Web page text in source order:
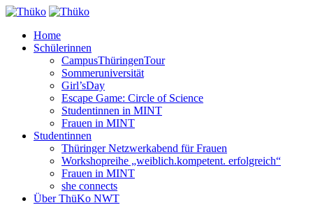
Home
Schülerinnen
CampusThüringenTour
Sommeruniversität
Girl’sDay
Escape Game: Circle of Science
Studentinnen in MINT
Frauen in MINT
Studentinnen
Thüringer Netzwerkabend für Frauen
Workshopreihe „weiblich.kompetent. erfolgreich“
Frauen in MINT
she connects
Über ThüKo NWT